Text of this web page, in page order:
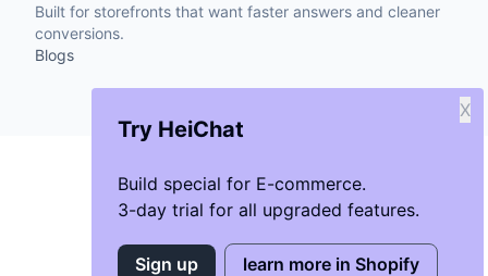
Try HeiChat
Build special for E-commerce.
3-day trial for all upgraded features.
X
Sign up learn more in Shopify
Built for storefronts that want faster answers and cleaner
conversions.
Blogs